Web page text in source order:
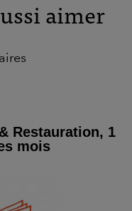
aimer
Restauration, 1
mois